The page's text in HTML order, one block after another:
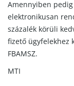
Amennyiben
elektronikusan
százalék körüli
fizető ügyfelekhez
FBAMSZ.
MTI